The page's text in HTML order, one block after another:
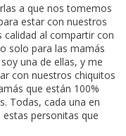
a que nos tomemos
estar con nuestros
calidad al compartir con
solo para las mamás
una de ellas, y me
con nuestros chiquitos
que están 100%
Todas, cada una en
personitas que